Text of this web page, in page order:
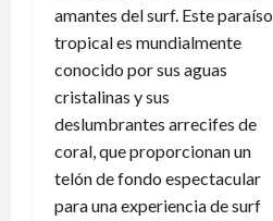
amantes del surf. Este paraíso
tropical es mundialmente
conocido por sus aguas
cristalinas y sus
deslumbrantes arrecifes de
coral, que proporcionan un
telón de fondo espectacular
para una experiencia de surf